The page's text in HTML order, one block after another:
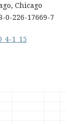
Chicago
0-226-17669-7
1_15